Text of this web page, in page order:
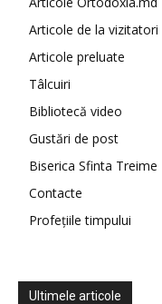
Articole de la vizitatori
Articole preluate
Tâlcuiri
Bibliotecă video
Gustări de post
Biserica Sfinta Treime
Contacte
Profețiile timpului
Ultimele articole